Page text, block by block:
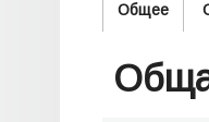
Общее